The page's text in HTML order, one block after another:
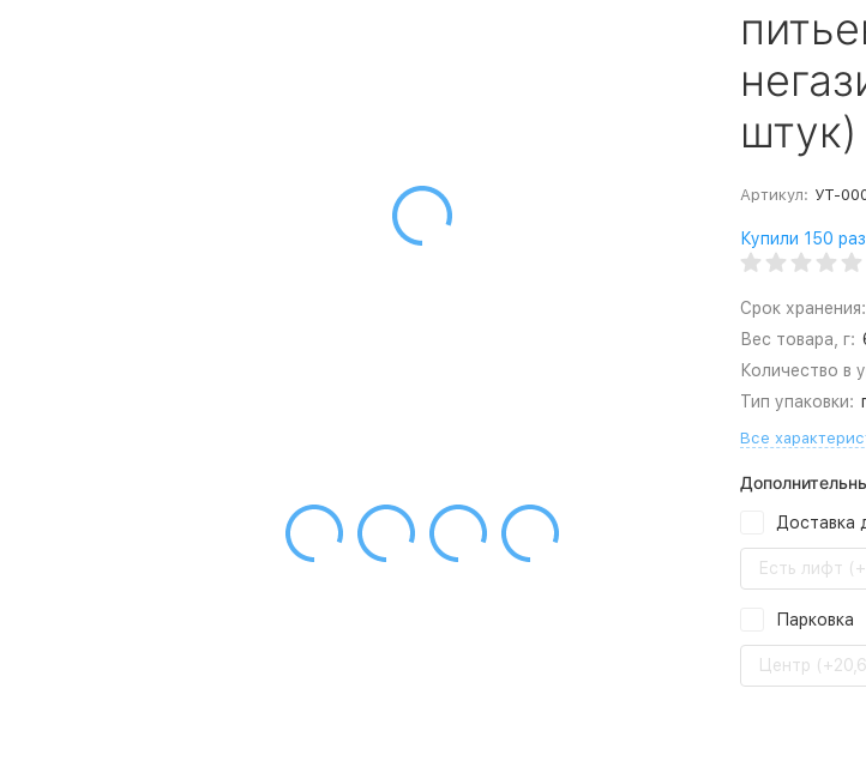
штук)
Артикул: УТ-
Купили 150
Срок хранения:
Вес товара, г:
Количество в
Тип упаковки:
Все
Доставка
Есть лифт
Парковка
Центр